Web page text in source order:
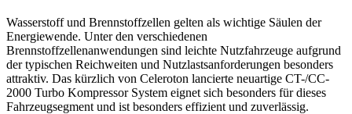
Wasserstoff und Brennstoffzellen gelten als wichtige Säulen der
Energiewende. Unter den verschiedenen
Brennstoffzellenanwendungen sind leichte Nutzfahrzeuge aufgrund
der typischen Reichweiten und Nutzlastsanforderungen besonders
attraktiv. Das kürzlich von Celeroton lancierte neuartige CT-/CC-
2000 Turbo Kompressor System eignet sich besonders für dieses
Fahrzeugsegment und ist besonders effizient und zuverlässig.